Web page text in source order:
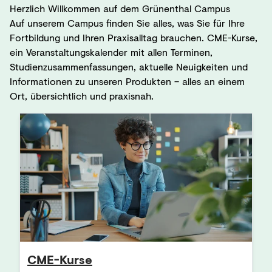
Herzlich Willkommen auf dem Grünenthal Campus
Auf unserem Campus finden Sie alles, was Sie für Ihre
Fortbildung und Ihren Praxisalltag brauchen. CME-Kurse,
ein Veranstaltungskalender mit allen Terminen,
Studienzusammenfassungen, aktuelle Neuigkeiten und
Informationen zu unseren Produkten – alles an einem
Ort, übersichtlich und praxisnah.
CME-Kurse